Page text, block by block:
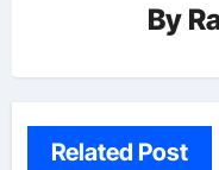
By
Related Post